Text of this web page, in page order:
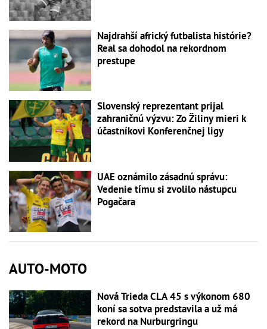
Najdrahší africký futbalista histórie?
Real sa dohodol na rekordnom
prestupe
Slovenský reprezentant prijal
zahraničnú výzvu: Zo Žiliny mieri k
účastníkovi Konferenčnej ligy
UAE oznámilo zásadnú správu:
Vedenie tímu si zvolilo nástupcu
Pogačara
AUTO-MOTO
Nová Trieda CLA 45 s výkonom 680
koní sa sotva predstavila a už má
rekord na Nurburgringu